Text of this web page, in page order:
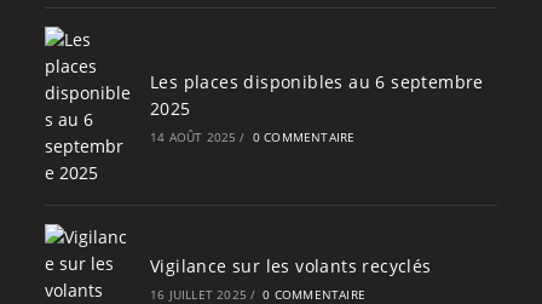
Les places disponibles au 6 septembre
2025
14 AOÛT 2025 / 0 COMMENTAIRE
Vigilance sur les volants recyclés
16 JUILLET 2025 / 0 COMMENTAIRE